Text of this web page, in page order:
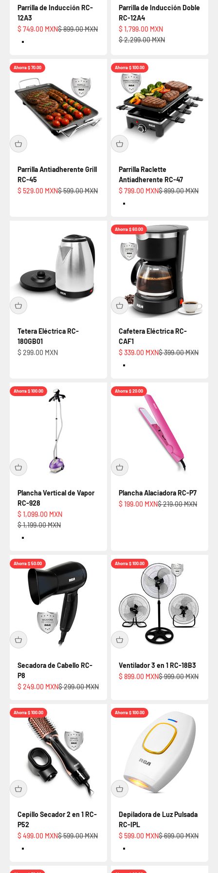
Parrilla de Inducción RC-
12A3
Precio de oferta
$ 749.00 MXNPrecio normal
$ 899.00 MXN
Parrilla de Inducción Doble
RC-12A4
Precio de oferta
$ 1,799.00 MXN
Precio normal
$ 2,299.00 MXN
Ahorra $ 70.00
Parrilla Antiadherente Grill
RC-45
Precio de oferta
$ 529.00 MXNPrecio normal
$ 599.00 MXN
Ahorra $ 100.00
Parrilla Raclette
Antiadherente RC-47
Precio de oferta
$ 799.00 MXNPrecio normal
$ 899.00 MXN
Tetera Eléctrica RC-
180GB01
Precio de oferta
$ 299.00 MXN
Ahorra $ 60.00
Cafetera Eléctrica RC-
CAF1
Precio de oferta
$ 339.00 MXNPrecio normal
$ 399.00 MXN
Ahorra $ 100.00
Plancha Vertical de Vapor
RC-928
Precio de oferta
$ 1,099.00 MXN
Precio normal
$ 1,199.00 MXN
Ahorra $ 20.00
Plancha Alaciadora RC-P7
Precio de oferta
$ 199.00 MXNPrecio normal
$ 219.00 MXN
Ahorra $ 50.00
Secadora de Cabello RC-
P8
Precio de oferta
$ 249.00 MXNPrecio normal
$ 299.00 MXN
Ahorra $ 100.00
Ventilador 3 en 1 RC-18B3
Precio de oferta
$ 899.00 MXNPrecio normal
$ 999.00 MXN
Ahorra $ 100.00
Cepillo Secador 2 en 1 RC-
P52
Precio de oferta
$ 499.00 MXNPrecio normal
$ 599.00 MXN
Ahorra $ 100.00
Depiladora de Luz Pulsada
RC-IPL
Precio de oferta
$ 599.00 MXNPrecio normal
$ 699.00 MXN